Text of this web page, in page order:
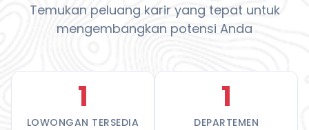
Temukan peluang karir yang tepat untuk
mengembangkan potensi Anda
1
LOWONGAN TERSEDIA
1
DEPARTEMEN